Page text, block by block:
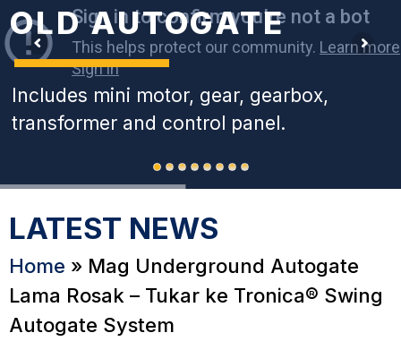
OLD AUTOGATE
Includes mini motor, gear, gearbox,
transformer and control panel.
LATEST NEWS
Home » Mag Underground Autogate
Lama Rosak – Tukar ke Tronica® Swing
Autogate System